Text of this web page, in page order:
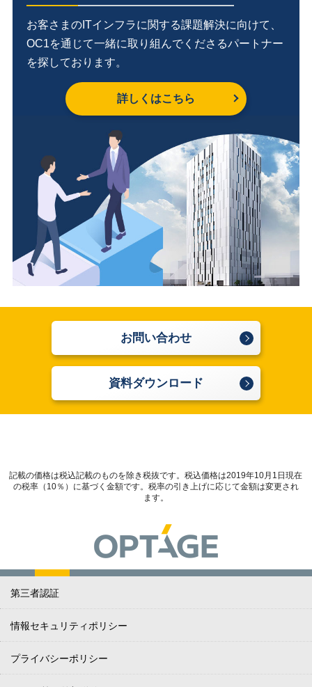
お客さまのITインフラに関する課題解決に向けて、
OC1を通じて一緒に取り組んでくださるパートナー
を探しております。
詳しくはこちら
お問い合わせ
資料ダウンロード
記載の価格は税込記載のものを除き税抜です。税込価格は2019年10月1日現在
の税率（10％）に基づく金額です。税率の引き上げに応じて金額は変更され
ます。
第三者認証
情報セキュリティポリシー
プライバシーポリシー